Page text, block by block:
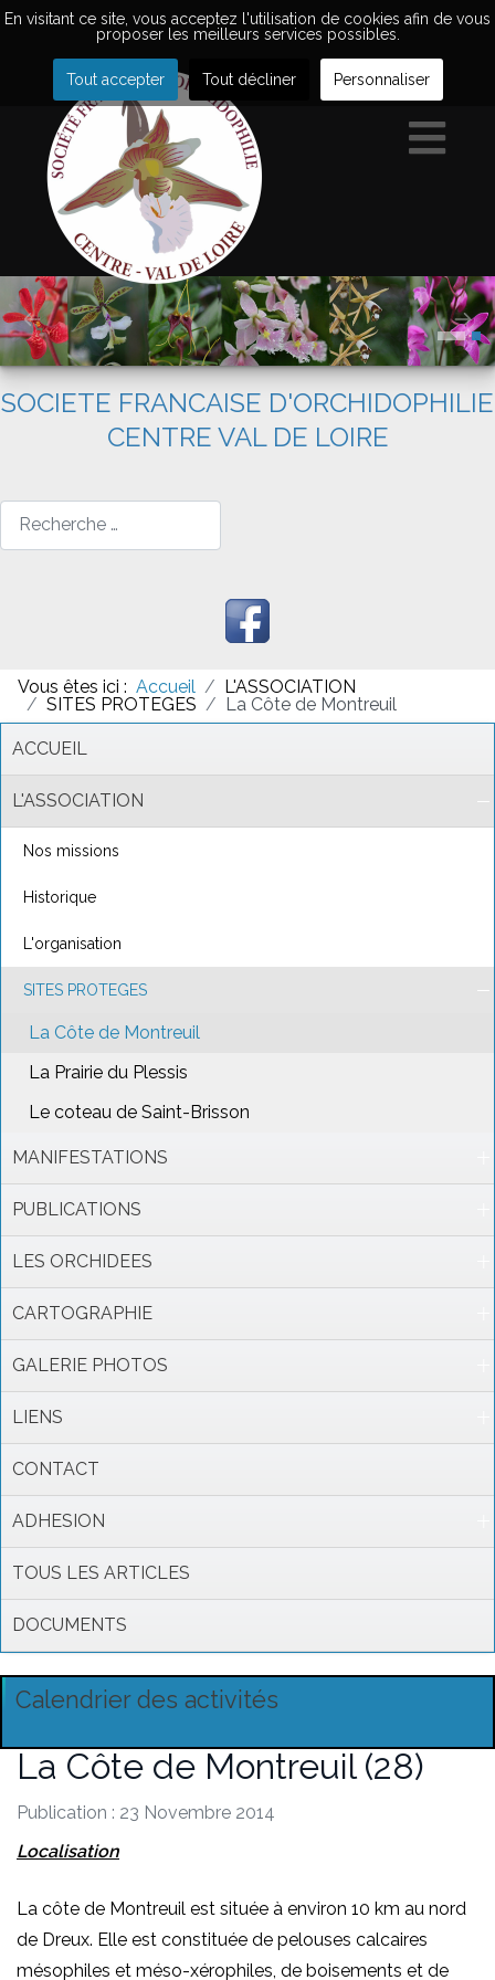
SOCIETE FRANCAISE D'ORCHIDOPHILIE
CENTRE VAL DE LOIRE
Rechercher
Vous êtes ici : Accueil
L'ASSOCIATION
SITES PROTEGES
La Côte de Montreuil
ACCUEIL
L'ASSOCIATION
Nos missions
Historique
L'organisation
SITES PROTEGES
La Côte de Montreuil
La Prairie du Plessis
Le coteau de Saint-Brisson
MANIFESTATIONS
PUBLICATIONS
LES ORCHIDEES
CARTOGRAPHIE
GALERIE PHOTOS
LIENS
CONTACT
ADHESION
TOUS LES ARTICLES
DOCUMENTS
Calendrier des activités
La Côte de Montreuil (28)
Publication : 23 Novembre 2014
Localisation
La côte de Montreuil est située à environ 10 km au nord
de Dreux. Elle est constituée de pelouses calcaires
mésophiles et méso-xérophiles, de boisements et de
En visitant ce site, vous acceptez l'utilisation de cookies afin de vous
proposer les meilleurs services possibles.
Tout accepter Tout décliner Personnaliser